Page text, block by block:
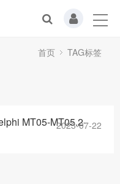
首页 TAG标签
MT05-MT05.2-
2023-07-22